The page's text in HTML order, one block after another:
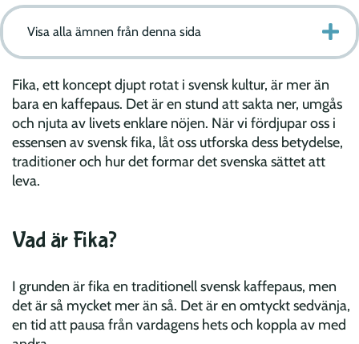
Visa alla ämnen från denna sida
Fika, ett koncept djupt rotat i svensk kultur, är mer än
bara en kaffepaus. Det är en stund att sakta ner, umgås
och njuta av livets enklare nöjen. När vi fördjupar oss i
essensen av svensk fika, låt oss utforska dess betydelse,
traditioner och hur det formar det svenska sättet att
leva.
Vad är Fika?
I grunden är fika en traditionell svensk kaffepaus, men
det är så mycket mer än så. Det är en omtyckt sedvänja,
en tid att pausa från vardagens hets och koppla av med